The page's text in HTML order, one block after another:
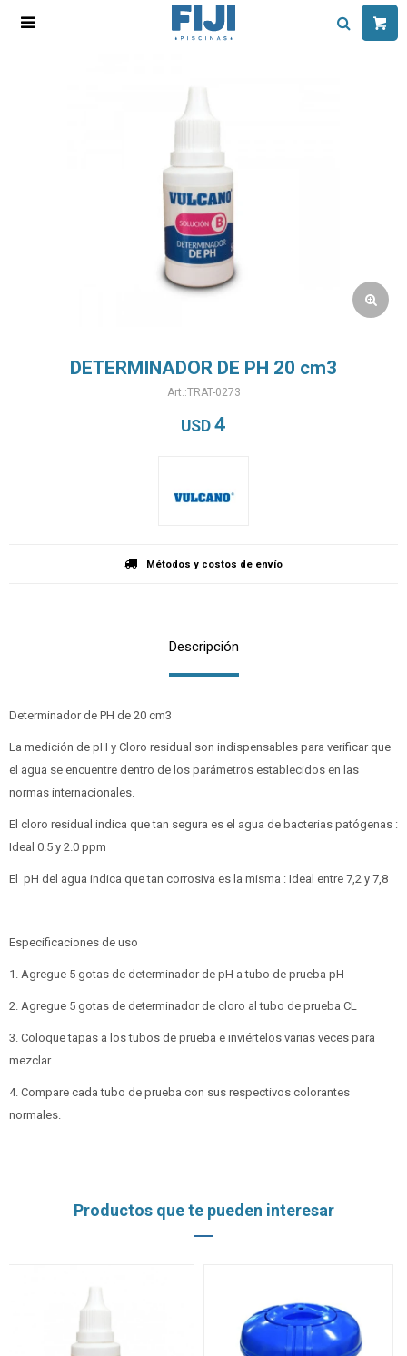

DETERMINADOR DE PH 20 cm3
TRAT-0273
USD 4
Métodos y costos de envío
Descripción
Determinador de PH de 20 cm3
La medición de pH y Cloro residual son indispensables para verificar que
el agua se encuentre dentro de los parámetros establecidos en las
normas internacionales.
El cloro residual indica que tan segura es el agua de bacterias patógenas :
Ideal 0.5 y 2.0 ppm
El pH del agua indica que tan corrosiva es la misma : Ideal entre 7,2 y 7,8
Especificaciones de uso
1. Agregue 5 gotas de determinador de pH a tubo de prueba pH
2. Agregue 5 gotas de determinador de cloro al tubo de prueba CL
3. Coloque tapas a los tubos de prueba e inviértelos varias veces para
mezclar
4. Compare cada tubo de prueba con sus respectivos colorantes
normales.
Productos que te pueden interesar